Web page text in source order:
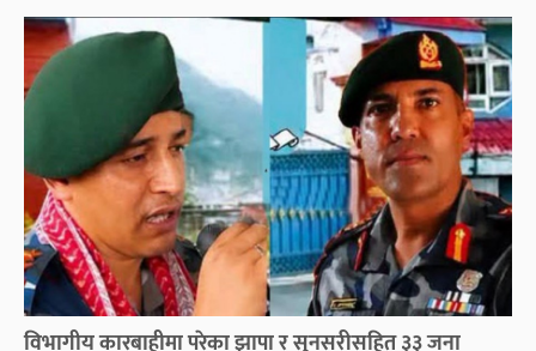
विभागीय कारबाहीमा परेका झापा र सुनसरीसहित ३३ जना